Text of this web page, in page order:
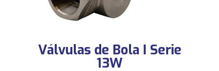
Válvulas de Bola I Serie
13W